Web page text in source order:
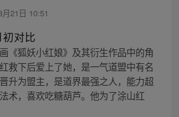
月21日 10:51
对比
《狐妖小红娘》及其衍生作品中的角
救下后爱上了她，是一气道盟中有名
升为盟主，是道界最强之人，能力超
术，喜欢吃糖葫芦。他为了涂山红